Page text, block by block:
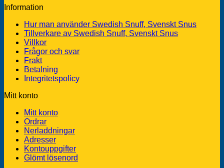
Information
Hur man använder Swedish Snuff, Svenskt Snus
Tillverkare av Swedish Snuff, Svenskt Snus
Villkor
Frågor och svar
Frakt
Betalning
Integritetspolicy
Mitt konto
Mitt konto
Ordrar
Nerladdningar
Adresser
Kontouppgifter
Glömt lösenord